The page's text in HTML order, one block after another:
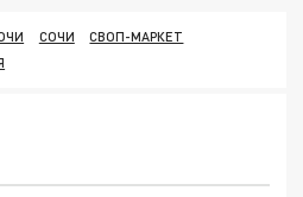
СОЧИ
СВОП-МАРКЕТ